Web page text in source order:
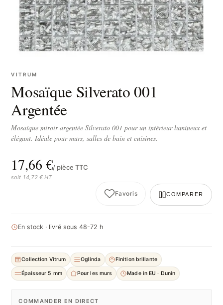
VITRUM
Mosaïque Silverato 001
Argentée
Mosaïque miroir argentée Silverato 001 pour un intérieur lumineux et
élégant. Idéale pour murs, salles de bain et cuisines.
17,66 €/ pièce TTC
soit 14,72 € HT
Favoris COMPARER
En stock · livré sous 48-72 h
Collection Vitrum Oglinda Finition brillante
Épaisseur 5 mm Pour les murs Made in EU · Dunin
COMMANDER EN DIRECT